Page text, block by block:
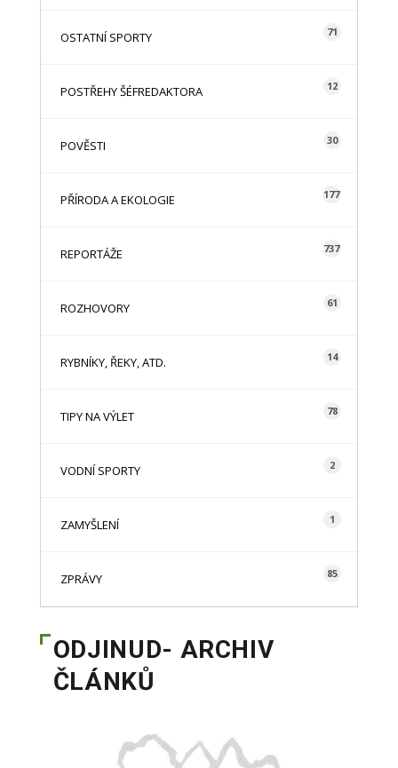
OSTATNÍ SPORTY 71
POSTŘEHY ŠÉFREDAKTORA 12
POVĚSTI 30
PŘÍRODA A EKOLOGIE 177
REPORTÁŽE 737
ROZHOVORY 61
RYBNÍKY, ŘEKY, ATD. 14
TIPY NA VÝLET 78
VODNÍ SPORTY 2
ZAMYŠLENÍ 1
ZPRÁVY 85
ODJINUD- ARCHIV
ČLÁNKŮ